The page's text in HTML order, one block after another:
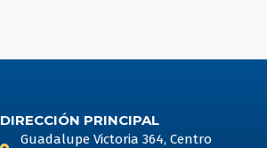
DIRECCIÓN PRINCIPAL
Guadalupe Victoria 364, Centro